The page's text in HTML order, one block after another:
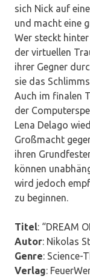
sich Nick auf
und macht eine
Wer steckt
der virtuellen
ihrer Gegner
sie das
Auch im finalen
der
Lena Delago
Großmacht
ihren
können
wird jedoch
zu beginnen.
Titel: “DREAM
Autor: Nikolas
Genre: Science-
Verlag: